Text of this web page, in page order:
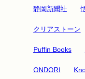
静岡新聞社
クリアストーン
Puffin Books
ONDORI